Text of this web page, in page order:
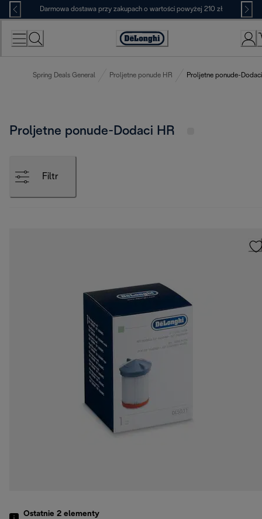
Skip
to
Content
Darmowa dostawa przy zakupach o wartości powyżej 210 zł
Deklaracja
Spring Deals General Proljetne ponude HR Proljetne ponude-
Proljetne ponude-Dodaci HR
Filtr
Ostatnie 2 elementy